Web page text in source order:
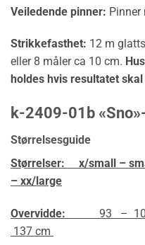
Veiledende pinner: Pinner
Strikkefasthet: 12 m
eller 8 måler ca 10 cm.
holdes hvis resultatet
k-2409-01b
Størrelsesguide
Størrelser: x/small –
– xx/large
Overvidde:
93 –
137 cm